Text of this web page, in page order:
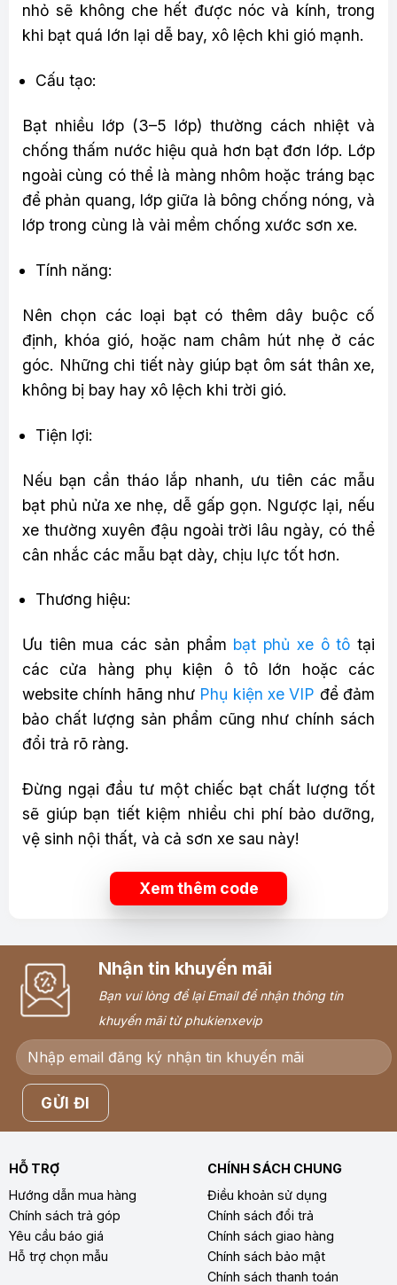
nhỏ sẽ không che hết được nóc và kính, trong
khi bạt quá lớn lại dễ bay, xô lệch khi gió mạnh.
Cấu tạo:
Bạt nhiều lớp (3–5 lớp) thường cách nhiệt và
chống thấm nước hiệu quả hơn bạt đơn lớp. Lớp
ngoài cùng có thể là màng nhôm hoặc tráng bạc
để phản quang, lớp giữa là bông chống nóng, và
lớp trong cùng là vải mềm chống xước sơn xe.
Tính năng:
Nên chọn các loại bạt có thêm dây buộc cố
định, khóa gió, hoặc nam châm hút nhẹ ở các
góc. Những chi tiết này giúp bạt ôm sát thân xe,
không bị bay hay xô lệch khi trời gió.
Tiện lợi:
Nếu bạn cần tháo lắp nhanh, ưu tiên các mẫu
bạt phủ nửa xe nhẹ, dễ gấp gọn. Ngược lại, nếu
xe thường xuyên đậu ngoài trời lâu ngày, có thể
cân nhắc các mẫu bạt dày, chịu lực tốt hơn.
Thương hiệu:
Ưu tiên mua các sản phẩm bạt phủ xe ô tô tại
các cửa hàng phụ kiện ô tô lớn hoặc các
website chính hãng như Phụ kiện xe VIP để đảm
bảo chất lượng sản phẩm cũng như chính sách
đổi trả rõ ràng.
Đừng ngại đầu tư một chiếc bạt chất lượng tốt
sẽ giúp bạn tiết kiệm nhiều chi phí bảo dưỡng,
vệ sinh nội thất, và cả sơn xe sau này!
Xem thêm code
Nhận tin khuyến mãi
Bạn vui lòng để lại Email để nhận thông tin
khuyến mãi từ phukienxevip
HỖ TRỢ
Hướng dẫn mua hàng
Chính sách trả góp
Yêu cầu báo giá
Hỗ trợ chọn mẫu
CHÍNH SÁCH CHUNG
Điều khoản sử dụng
Chính sách đổi trả
Chính sách giao hàng
Chính sách bảo mật
Chính sách thanh toán